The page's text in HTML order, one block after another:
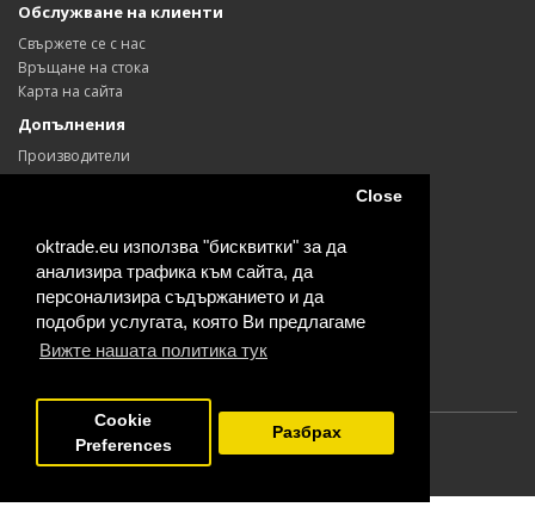
oktrade.eu използва "бисквитки" за да
анализира трафика към сайта, да
персонализира съдържанието и да
подобри услугата, която Ви предлагаме
Вижте нашата политика тук
Close
Cookie
Preferences
Разбрах
Обслужване на клиенти
Свържете се с нас
Връщане на стока
Карта на сайта
Допълнения
Производители
Ваучери
Моят профил
История на поръчките
Любими продукти
Информационен бюлетин
Powered ByOpenCart
склад Одесос Колор © 2026